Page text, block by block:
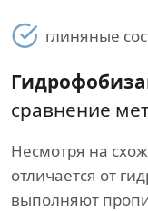
глиняные
сравнение
Несмотря на
отличается от
выполняют